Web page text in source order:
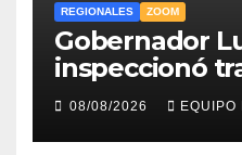
REGIONALES ZOOM
Gobernador
inspeccionó
rehabilitación
Intercomunal
08/08/2026 EQUIPO